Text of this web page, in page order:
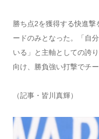
勝ち点2を獲得する快進
ードのみとなった。「自
いる」と主軸としての誇
向け、勝負強い打撃でチ
（記事・皆川真輝）